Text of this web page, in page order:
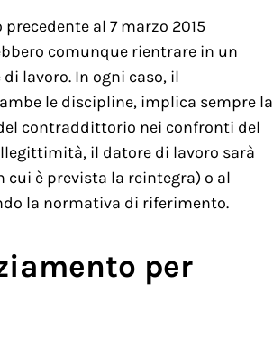
al 7 marzo 2015
comunque rientrare in un
lavoro. In ogni caso, il
le discipline, implica sempre la
contraddittorio nei confronti del
il datore di lavoro sarà
è prevista la reintegra) o al
la normativa di riferimento.
per